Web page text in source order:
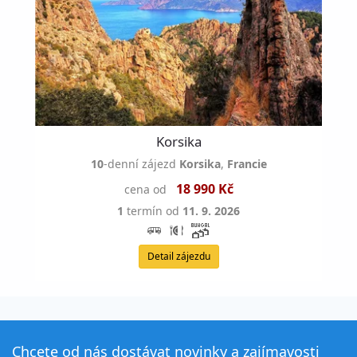
Korsika
10-denní zájezd Korsika, Francie
cena od
18 990 Kč
1 termín od 11. 9. 2026
Detail zájezdu
Chcete od nás dostávat novinky a zajímavosti